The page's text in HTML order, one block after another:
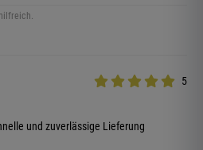
5
und zuverlässige Lieferung